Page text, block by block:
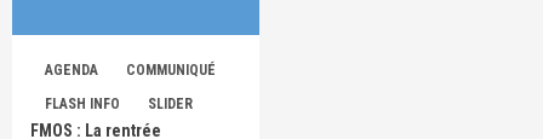
AGENDA
COMMUNIQUÉ
FLASH INFO
SLIDER
FMOS : La rentrée